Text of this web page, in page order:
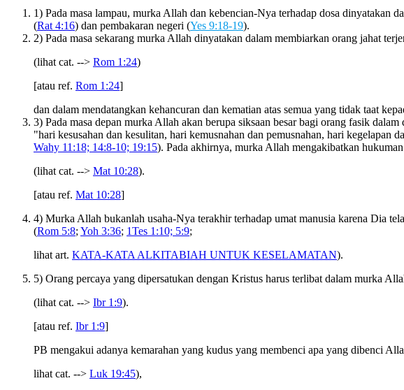
1) Pada masa lampau, murka Allah dan kebencian-Nya terhadap dosa dinyatakan
(Rat 4:16) dan pembakaran negeri (Yes 9:18-19).
2) Pada masa sekarang murka Allah dinyatakan dalam membiarkan orang jahat
(lihat cat. --> Rom 1:24)
[atau ref. Rom 1:24]
dan dalam mendatangkan kehancuran dan kematian atas semua yang tidak taat
3) Pada masa depan murka Allah akan berupa siksaan besar bagi orang fasik
"hari kesusahan dan kesulitan, hari kemusnahan dan pemusnahan, hari kegelapan
Wahy 11:18; 14:8-10; 19:15). Pada akhirnya, murka Allah mengakibatkan
(lihat cat. --> Mat 10:28).
[atau ref. Mat 10:28]
4) Murka Allah bukanlah usaha-Nya terakhir terhadap umat manusia karena Dia
(Rom 5:8; Yoh 3:36; 1Tes 1:10; 5:9;
lihat art. KATA-KATA ALKITABIAH UNTUK KESELAMATAN).
5) Orang percaya yang dipersatukan dengan Kristus harus terlibat dalam murka
(lihat cat. --> Ibr 1:9).
[atau ref. Ibr 1:9]
PB mengakui adanya kemarahan yang kudus yang membenci apa yang dibenci
lihat cat. --> Luk 19:45),